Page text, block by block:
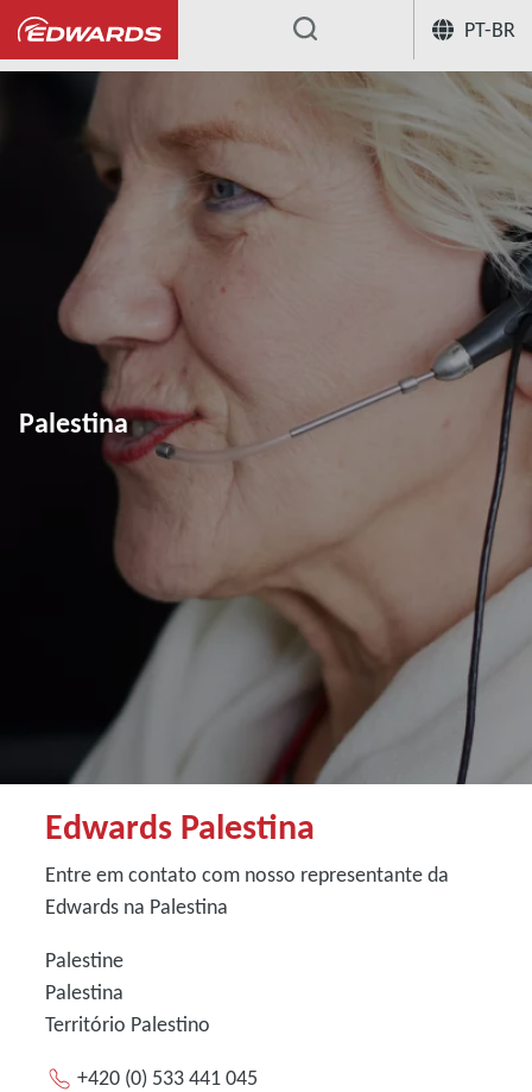
PT-BR
...
Palestina
Edwards Palestina
Entre em contato com nosso representante da
Edwards na Palestina
Palestine
Palestina
Território Palestino
+420 (0) 533 441 045